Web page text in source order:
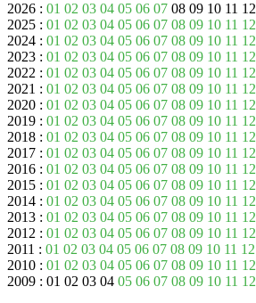
2026 : 01 02 03 04 05 06 07 08 09 10 11 12
2025 : 01 02 03 04 05 06 07 08 09 10 11 12
2024 : 01 02 03 04 05 06 07 08 09 10 11 12
2023 : 01 02 03 04 05 06 07 08 09 10 11 12
2022 : 01 02 03 04 05 06 07 08 09 10 11 12
2021 : 01 02 03 04 05 06 07 08 09 10 11 12
2020 : 01 02 03 04 05 06 07 08 09 10 11 12
2019 : 01 02 03 04 05 06 07 08 09 10 11 12
2018 : 01 02 03 04 05 06 07 08 09 10 11 12
2017 : 01 02 03 04 05 06 07 08 09 10 11 12
2016 : 01 02 03 04 05 06 07 08 09 10 11 12
2015 : 01 02 03 04 05 06 07 08 09 10 11 12
2014 : 01 02 03 04 05 06 07 08 09 10 11 12
2013 : 01 02 03 04 05 06 07 08 09 10 11 12
2012 : 01 02 03 04 05 06 07 08 09 10 11 12
2011 : 01 02 03 04 05 06 07 08 09 10 11 12
2010 : 01 02 03 04 05 06 07 08 09 10 11 12
2009 : 01 02 03 04 05 06 07 08 09 10 11 12